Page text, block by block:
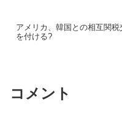
アメリカ、韓国との相互関税
を付ける?
コメント